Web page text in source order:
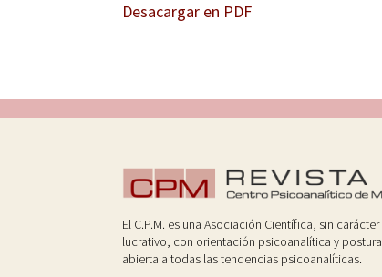
Desacargar en PDF
El C.P.M. es una Asociación Científica, sin carácter
lucrativo, con orientación psicoanalítica y postura
abierta a todas las tendencias psicoanalíticas.